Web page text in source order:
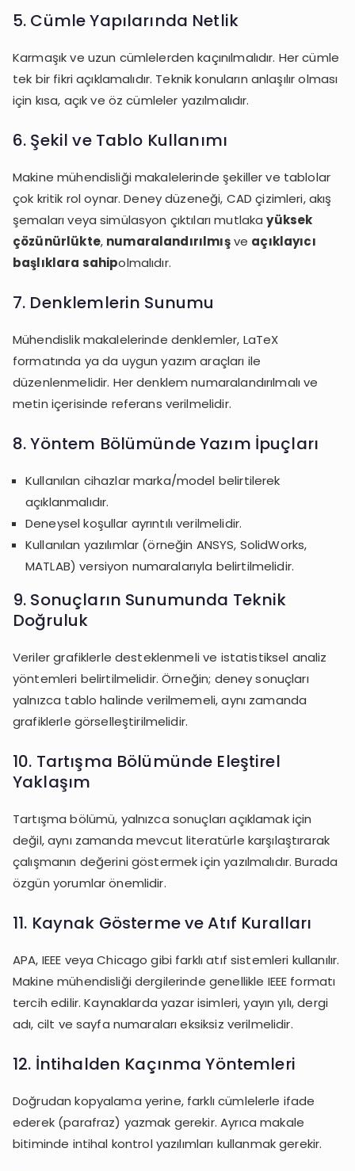
5. Cümle Yapılarında Netlik
Karmaşık ve uzun cümlelerden kaçınılmalıdır. Her cümle
tek bir fikri açıklamalıdır. Teknik konuların anlaşılır olması
için kısa, açık ve öz cümleler yazılmalıdır.
6. Şekil ve Tablo Kullanımı
Makine mühendisliği makalelerinde şekiller ve tablolar
çok kritik rol oynar. Deney düzeneği, CAD çizimleri, akış
şemaları veya simülasyon çıktıları mutlakayüksek
çözünürlükte, numaralandırılmışve açıklayıcı
başlıklara sahipolmalıdır.
7. Denklemlerin Sunumu
Mühendislik makalelerinde denklemler, LaTeX
formatında ya da uygun yazım araçları ile
düzenlenmelidir. Her denklem numaralandırılmalı ve
metin içerisinde referans verilmelidir.
8. Yöntem Bölümünde Yazım İpuçları
Kullanılan cihazlar marka/model belirtilerek
açıklanmalıdır.
Deneysel koşullar ayrıntılı verilmelidir.
Kullanılan yazılımlar (örneğin ANSYS, SolidWorks,
MATLAB) versiyon numaralarıyla belirtilmelidir.
9. Sonuçların Sunumunda Teknik
Doğruluk
Veriler grafiklerle desteklenmeli ve istatistiksel analiz
yöntemleri belirtilmelidir. Örneğin; deney sonuçları
yalnızca tablo halinde verilmemeli, aynı zamanda
grafiklerle görselleştirilmelidir.
10. Tartışma Bölümünde Eleştirel
Yaklaşım
Tartışma bölümü, yalnızca sonuçları açıklamak için
değil, aynı zamanda mevcut literatürle karşılaştırarak
çalışmanın değerini göstermek için yazılmalıdır. Burada
özgün yorumlar önemlidir.
11. Kaynak Gösterme ve Atıf Kuralları
APA, IEEE veya Chicago gibi farklı atıf sistemleri kullanılır.
Makine mühendisliği dergilerinde genellikle IEEE formatı
tercih edilir. Kaynaklarda yazar isimleri, yayın yılı, dergi
adı, cilt ve sayfa numaraları eksiksiz verilmelidir.
12. İntihalden Kaçınma Yöntemleri
Doğrudan kopyalama yerine, farklı cümlelerle ifade
ederek (parafraz) yazmak gerekir. Ayrıca makale
bitiminde intihal kontrol yazılımları kullanmak gerekir.